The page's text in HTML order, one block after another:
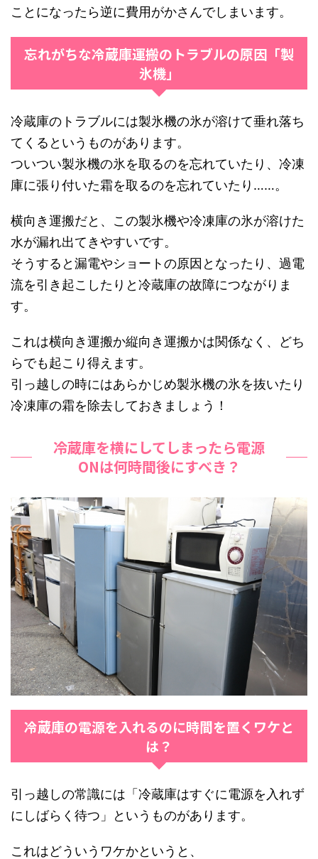
ことになったら逆に費用がかさんでしまいます。
忘れがちな冷蔵庫運搬のトラブルの原因「製
氷機」
冷蔵庫のトラブルには製氷機の氷が溶けて垂れ落ち
てくるというものがあります。
ついつい製氷機の氷を取るのを忘れていたり、冷凍
庫に張り付いた霜を取るのを忘れていたり……。
横向き運搬だと、この製氷機や冷凍庫の氷が溶けた
水が漏れ出てきやすいです。
そうすると漏電やショートの原因となったり、過電
流を引き起こしたりと冷蔵庫の故障につながりま
す。
これは横向き運搬か縦向き運搬かは関係なく、どち
らでも起こり得えます。
引っ越しの時にはあらかじめ製氷機の氷を抜いたり
冷凍庫の霜を除去しておきましょう！
冷蔵庫を横にしてしまったら電源
ONは何時間後にすべき？
冷蔵庫の電源を入れるのに時間を置くワケと
は？
引っ越しの常識には「冷蔵庫はすぐに電源を入れず
にしばらく待つ」というものがあります。
これはどういうワケかというと、